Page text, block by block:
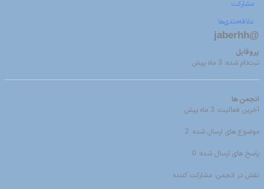
مشارکت
علاقه‌مندی‌ها
@jaberhh
پروفایل
ثبت‌نام شده: 3 ماه پیش
انجمن ها
آخرین فعالیت: 3 ماه پیش
موضوع های ارسال شده: 2
پاسخ های ارسال شده: 0
نقش در انجمن: مشارکت کننده